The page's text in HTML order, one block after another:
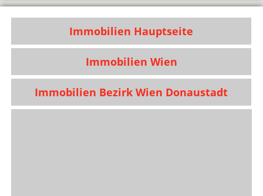
Immobilien Hauptseite
Immobilien Wien
Immobilien Bezirk Wien Donaustadt